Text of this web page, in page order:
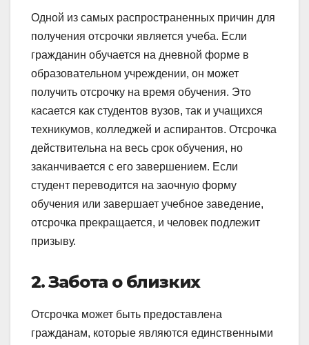
Одной из самых распространенных причин для
получения отсрочки является учеба. Если
гражданин обучается на дневной форме в
образовательном учреждении, он может
получить отсрочку на время обучения. Это
касается как студентов вузов, так и учащихся
техникумов, колледжей и аспирантов. Отсрочка
действительна на весь срок обучения, но
заканчивается с его завершением. Если
студент переводится на заочную форму
обучения или завершает учебное заведение,
отсрочка прекращается, и человек подлежит
призыву.
2. Забота о близких
Отсрочка может быть предоставлена
гражданам, которые являются единственными